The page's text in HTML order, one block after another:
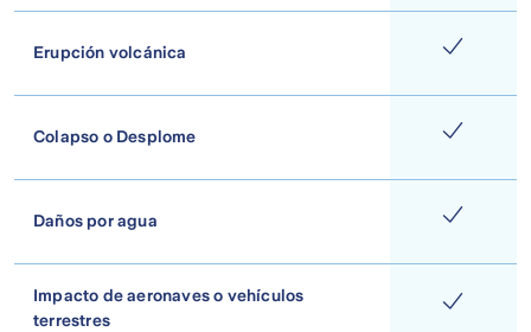
Erupción volcánica
Colapso o Desplome
Daños por agua
Impacto de aeronaves o vehículos
terrestres